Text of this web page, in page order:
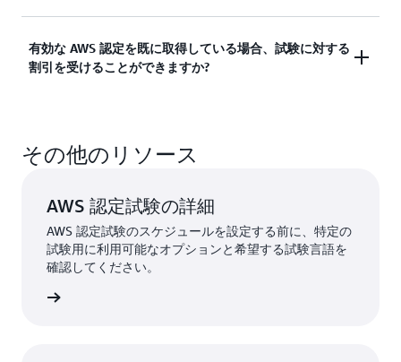
高まり、技術系の同僚やお客様からの信頼も高まっ
認定です。AWS 認定ジャーニーのプランニングで
詳細を確認し、AWS 認定ジャーニーを計画しまし
この認定資格は 3 年間有効です。認定の有効期限が
切れる前に、この試験の最新バージョンに合格する
有効な AWS 認定を既に取得している場合、試験に対する
割引を受けることができますか?
AWS 認定試験が 50% 割引になります。
きます。
その他のリソース
AWS 認定試験の詳細
AWS 認定試験のスケジュールを設定する前に、特定の
試験用に利用可能なオプションと希望する試験言語を
確認してください。